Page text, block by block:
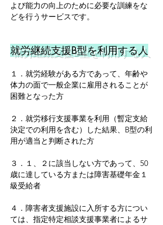
よび能力の向上のために必要な訓練をな
どを行うサービスです。
就労継続支援B型を利用する人
１．就労経験がある方であって、年齢や
体力の面で一般企業に雇用されることが
困難となった方
２． 就労移行支援事業を利用（暫定支給
決定での利用を含む）した結果、B型の利
用が適当と判断された方
３．１、２ に該当しない方であって、50
歳に達している方または障害基礎年金１
級受給者
４．障害者支援施設に入所する方につい
ては、指定特定相談支援事業者によるサ